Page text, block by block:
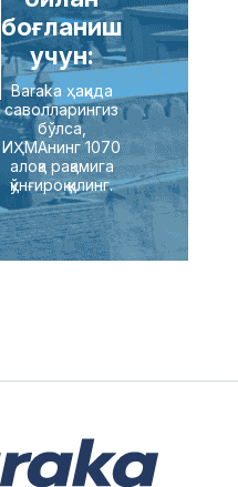
боғланиш
учун:
Baraka ҳақида
саволларингиз
бўлса,
ИҲМАнинг 1070
алоқа рақамига
қўнғироқ қилинг.